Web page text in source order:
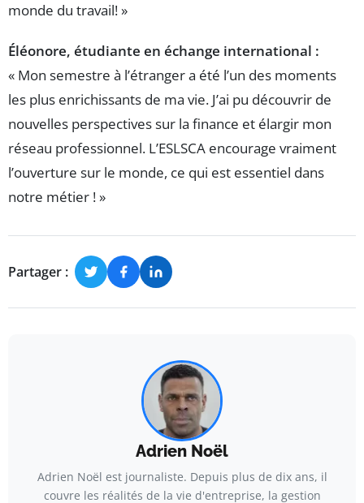
monde du travail! »
Éléonore, étudiante en échange international :
« Mon semestre à l’étranger a été l’un des moments
les plus enrichissants de ma vie. J’ai pu découvrir de
nouvelles perspectives sur la finance et élargir mon
réseau professionnel. L’ESLSCA encourage vraiment
l’ouverture sur le monde, ce qui est essentiel dans
notre métier ! »
Partager :
Adrien Noël
Adrien Noël est journaliste. Depuis plus de dix ans, il
couvre les réalités de la vie d'entreprise, la gestion